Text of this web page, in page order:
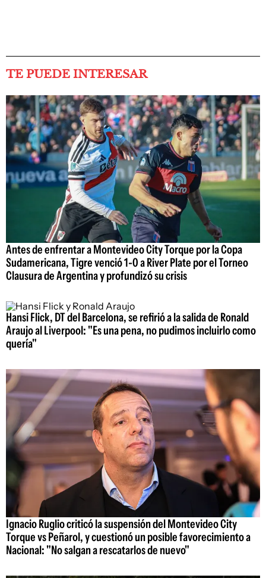
TE PUEDE INTERESAR
Antes de enfrentar a Montevideo City Torque por la Copa
Sudamericana, Tigre venció 1-0 a River Plate por el Torneo
Clausura de Argentina y profundizó su crisis
Hansi Flick, DT del Barcelona, se refirió a la salida de Ronald
Araujo al Liverpool: "Es una pena, no pudimos incluirlo como
quería"
Ignacio Ruglio criticó la suspensión del Montevideo City
Torque vs Peñarol, y cuestionó un posible favorecimiento a
Nacional: "No salgan a rescatarlos de nuevo"